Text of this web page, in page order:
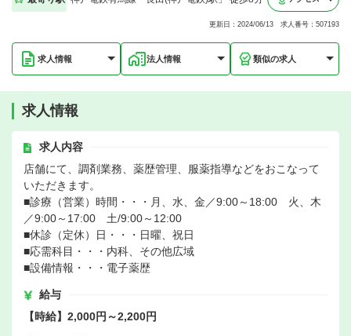
更新日：2024/06/13 求人番号：507193
求人情報 法人情報 類似の求人
求人情報
求人内容
店舗にて、調剤業務、薬歴管理、服薬指導などをおこなって
いただきます。
■診療（営業）時間・・・月、水、金／9:00～18:00 火、木
／9:00～17:00 土/9:00～12:00
■休診（定休）日・・・日曜、祝日
■応需科目・・・内科、その他広域
■設備情報・・・電子薬歴
給与
【時給】2,000円～2,200円